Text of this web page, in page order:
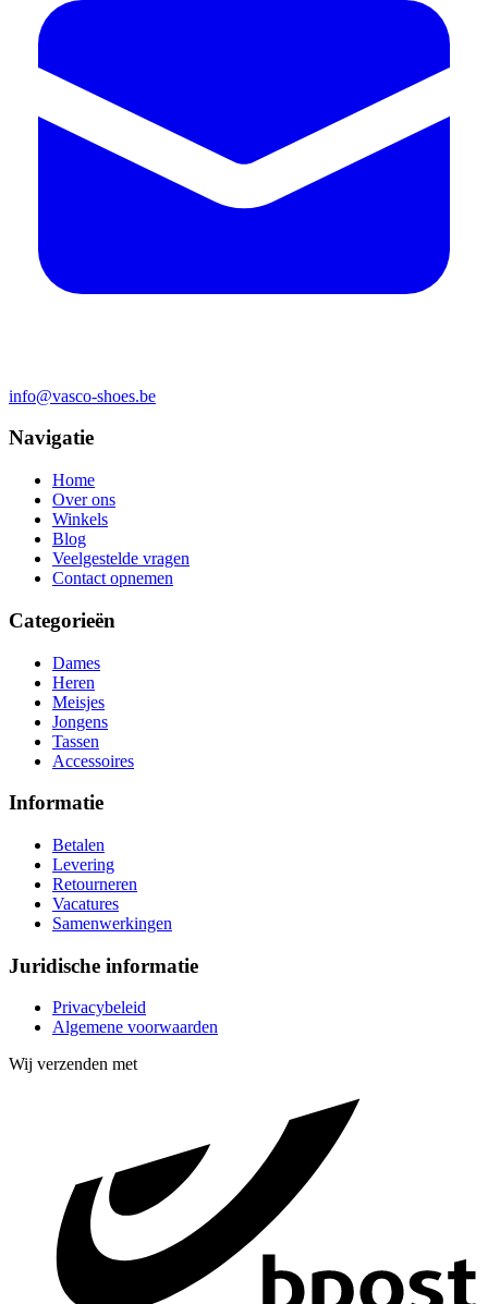
info@vasco-shoes.be
Navigatie
Home
Over ons
Winkels
Blog
Veelgestelde vragen
Contact opnemen
Categorieën
Dames
Heren
Meisjes
Jongens
Tassen
Accessoires
Informatie
Betalen
Levering
Retourneren
Vacatures
Samenwerkingen
Juridische informatie
Privacybeleid
Algemene voorwaarden
Wij verzenden met